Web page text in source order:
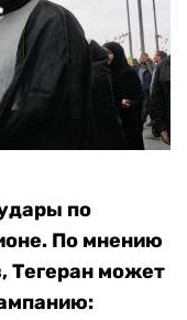
по
По мнению
Тегеран может